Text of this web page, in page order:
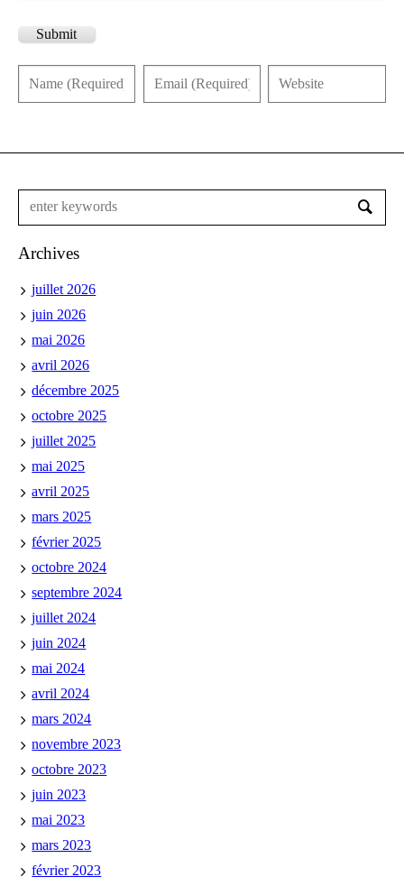
Submit
Archives
juillet 2026
juin 2026
mai 2026
avril 2026
décembre 2025
octobre 2025
juillet 2025
mai 2025
avril 2025
mars 2025
février 2025
octobre 2024
septembre 2024
juillet 2024
juin 2024
mai 2024
avril 2024
mars 2024
novembre 2023
octobre 2023
juin 2023
mai 2023
mars 2023
février 2023